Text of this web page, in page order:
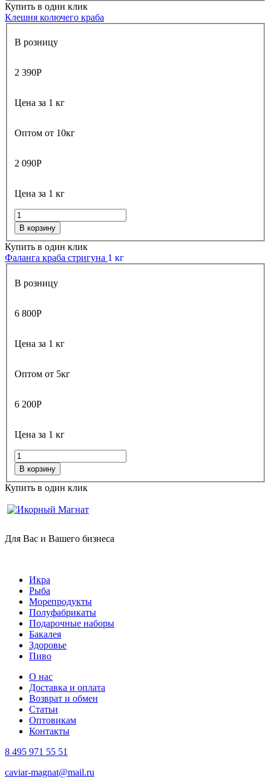
Купить в один клик
Клешня колючего краба
В розницу
2 390Р
Цена за 1 кг
Оптом от 10кг
2 090Р
Цена за 1 кг
В корзину
Купить в один клик
Фаланга краба стригуна 1 кг
В розницу
6 800Р
Цена за 1 кг
Оптом от 5кг
6 200Р
Цена за 1 кг
В корзину
Купить в один клик
Для Вас и Вашего бизнеса
Икра
Рыба
Морепродукты
Полуфабрикаты
Подарочные наборы
Бакалея
Здоровье
Пиво
О нас
Доставка и оплата
Возврат и обмен
Статьи
Оптовикам
Контакты
8 495 971 55 51
caviar-magnat@mail.ru